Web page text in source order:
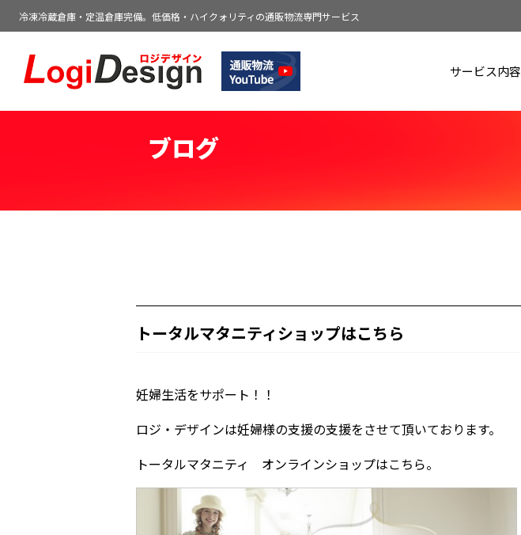
冷凍冷蔵倉庫・定温倉庫完備。低価格・ハイクォリティの通販物流専門サービス
通販物流専門 低価格・発送代行のロジデザイン
サービス内容
ブログ
トータルマタニティショップはこちら
妊婦生活をサポート！！
ロジ・デザインは妊婦様の支援の支援をさせて頂いております。
トータルマタニティ オンラインショップはこちら。